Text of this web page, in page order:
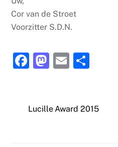
Cor van de Stroet
Voorzitter S.D.N.
F
e
M
o
E
l
n
Lucille Award 2015